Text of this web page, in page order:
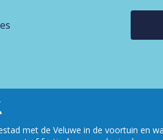
met de Veluwe in de voortuin en